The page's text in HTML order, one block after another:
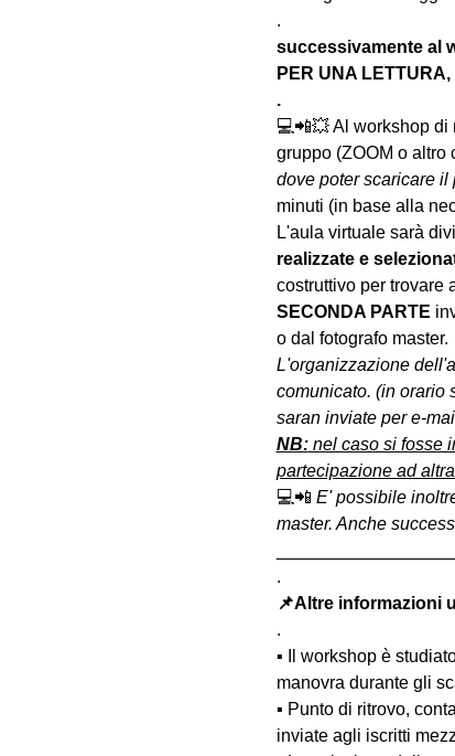
.
successivamente al
PER UNA
.
💻📲💥 Al workshop
gruppo (ZOOM o
dove poter scaricare
minuti (in base alla
L'aula virtuale sarà
realizzate e
costruttivo per trovare
SECONDA PARTE
o dal fotografo master.
L'organizzazione
comunicato. (in orario
saran inviate per e-
NB: nel caso si fosse
partecipazione ad
💻📲 E' possibile
master. Anche
.
📌Altre informazioni
.
▪️ Il workshop è
manovra durante gli
▪️ Punto di ritrovo,
inviate agli iscritti